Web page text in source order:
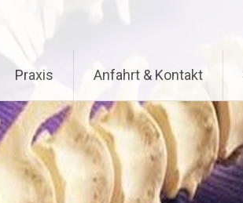
Praxis Anfahrt & Kontakt